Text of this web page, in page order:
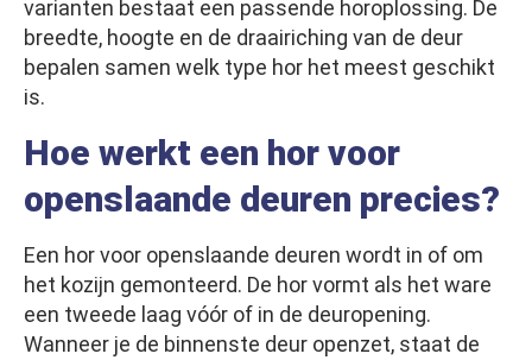
varianten bestaat een passende horoplossing. De
breedte, hoogte en de draairiching van de deur
bepalen samen welk type hor het meest geschikt
is.
Hoe werkt een hor voor
openslaande deuren precies?
Een hor voor openslaande deuren wordt in of om
het kozijn gemonteerd. De hor vormt als het ware
een tweede laag vóór of in de deuropening.
Wanneer je de binnenste deur openzet, staat de